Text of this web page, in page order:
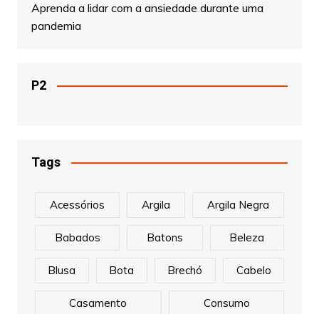
Aprenda a lidar com a ansiedade durante uma
pandemia
P2
Tags
Acessórios Argila Argila Negra
Babados Batons Beleza
Blusa Bota Brechó Cabelo
Casamento Consumo